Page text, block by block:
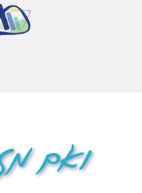
ואם